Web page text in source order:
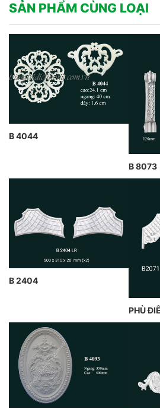
SẢN PHẨM CÙNG LOẠI
B 4044
B 8073
B 2404
PHÙ